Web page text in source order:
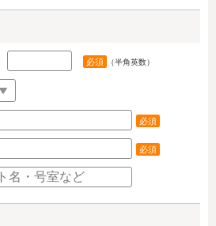
必須 （半角英数）
必須
必須